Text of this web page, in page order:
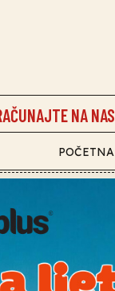
NA NAS
POČETNA